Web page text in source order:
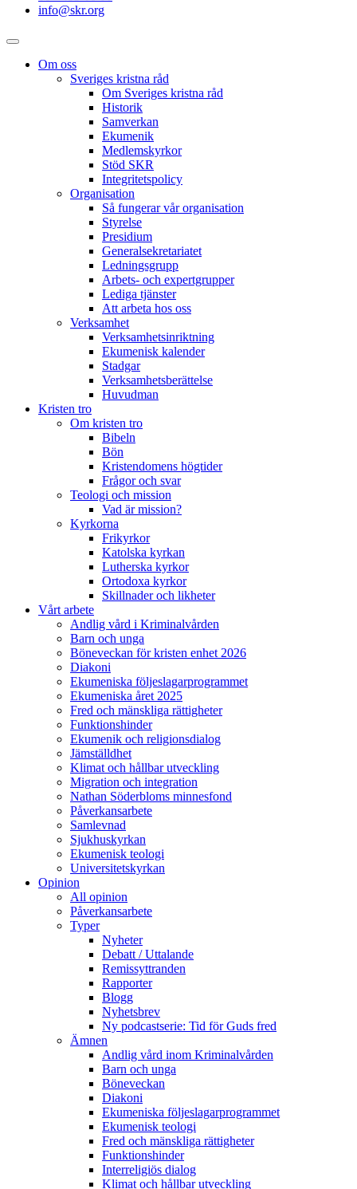
info@skr.org
Om oss
Sveriges kristna råd
Om Sveriges kristna råd
Historik
Samverkan
Ekumenik
Medlemskyrkor
Stöd SKR
Integritetspolicy
Organisation
Så fungerar vår organisation
Styrelse
Presidium
Generalsekretariatet
Ledningsgrupp
Arbets- och expertgrupper
Lediga tjänster
Att arbeta hos oss
Verksamhet
Verksamhetsinriktning
Ekumenisk kalender
Stadgar
Verksamhetsberättelse
Huvudman
Kristen tro
Om kristen tro
Bibeln
Bön
Kristendomens högtider
Frågor och svar
Teologi och mission
Vad är mission?
Kyrkorna
Frikyrkor
Katolska kyrkan
Lutherska kyrkor
Ortodoxa kyrkor
Skillnader och likheter
Vårt arbete
Andlig vård i Kriminalvården
Barn och unga
Böneveckan för kristen enhet 2026
Diakoni
Ekumeniska följeslagarprogrammet
Ekumeniska året 2025
Fred och mänskliga rättigheter
Funktionshinder
Ekumenik och religionsdialog
Jämställdhet
Klimat och hållbar utveckling
Migration och integration
Nathan Söderbloms minnesfond
Påverkansarbete
Samlevnad
Sjukhuskyrkan
Ekumenisk teologi
Universitetskyrkan
Opinion
All opinion
Påverkansarbete
Typer
Nyheter
Debatt / Uttalande
Remissyttranden
Rapporter
Blogg
Nyhetsbrev
Ny podcastserie: Tid för Guds fred
Ämnen
Andlig vård inom Kriminalvården
Barn och unga
Böneveckan
Diakoni
Ekumeniska följeslagarprogrammet
Ekumenisk teologi
Fred och mänskliga rättigheter
Funktionshinder
Interreligiös dialog
Klimat och hållbar utveckling